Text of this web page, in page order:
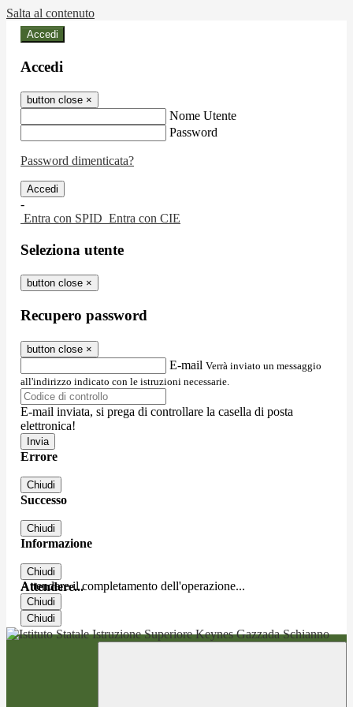
Salta al contenuto
Accedi
Accedi
button close ×
Nome Utente
Password
Password dimenticata?
-
Entra con SPID Entra con CIE
Seleziona utente
button close ×
Recupero password
button close ×
E-mail Verrà inviato un messaggio
all'indirizzo indicato con le istruzioni necessarie.
E-mail inviata, si prega di controllare la casella di posta
elettronica!
Errore
Chiudi
Successo
Chiudi
Informazione
Chiudi
Attendere...
Attendere il completamento dell'operazione...
Chiudi
Chiudi